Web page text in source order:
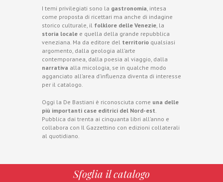
I temi privilegiati sono la gastronomia, intesa
come proposta di ricettari ma anche di indagine
storico culturale, il folklore delle Venezie, la
storia locale e quella della grande repubblica
veneziana. Ma da editore del territorio qualsiasi
argomento, dalla geologia all’arte
contemporanea, dalla poesia al viaggio, dalla
narrativa alla micologia, se in qualche modo
agganciato all’area d’influenza diventa di interesse
per il catalogo.
Oggi la De Bastiani è riconosciuta come una delle
più importanti case editrici del Nord-est.
Pubblica dai trenta ai cinquanta libri all’anno e
collabora con Il Gazzettino con edizioni collaterali
al quotidiano.
Sfoglia il catalogo